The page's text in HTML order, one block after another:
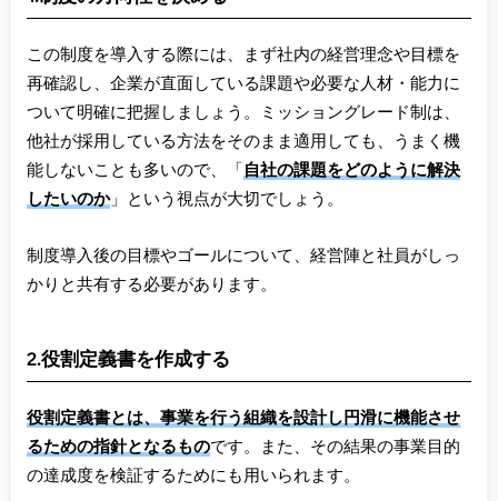
この制度を導入する際には、まず社内の経営理念や目標を
再確認し、企業が直面している課題や必要な人材・能力に
ついて明確に把握しましょう。ミッショングレード制は、
他社が採用している方法をそのまま適用しても、うまく機
能しないことも多いので、「 自社の課題をどのように解決
したいのか」という視点が大切でしょう。
制度導入後の目標やゴールについて、経営陣と社員がしっ
かりと共有する必要があります。
2.役割定義書を作成する
役割定義書とは、事業を行う組織を設計し円滑に機能させ
るための指針となるものです。また、その結果の事業目的
の達成度を検証するためにも用いられます。